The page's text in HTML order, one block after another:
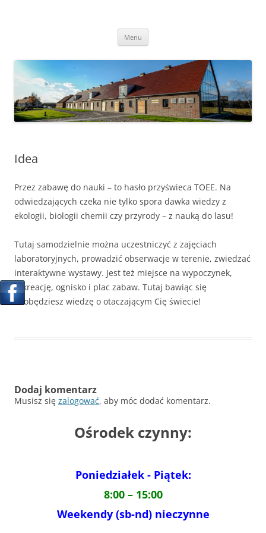
Ekologicznej w Zalesiu
Menu
Idea
Przez zabawę do nauki – to hasło przyświeca TOEE. Na
odwiedzających czeka nie tylko spora dawka wiedzy z
ekologii, biologii chemii czy przyrody – z nauką do lasu!
Tutaj samodzielnie można uczestniczyć z zajęciach
laboratoryjnych, prowadzić obserwacje w terenie, zwiedzać
interaktywne wystawy. Jest też miejsce na wypoczynek,
rekreację, ognisko i plac zabaw. Tutaj bawiąc się
zdobędziesz wiedzę o otaczającym Cię świecie!
Dodaj komentarz
Musisz się zalogować, aby móc dodać komentarz.
Ośrodek czynny:
Poniedziałek - Piątek:
8:00 – 15:00
Weekendy (sb-nd) nieczynne